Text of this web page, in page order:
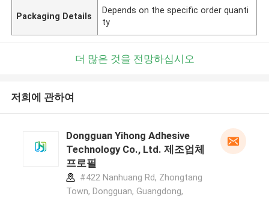
Packaging Details
Depends on the specific order quanti
ty
더 많은 것을 전망하십시오
저희에 관하여
Dongguan Yihong Adhesive
Technology Co., Ltd. 제조업체
프로필
#422 Nanhuang Rd, Zhongtang
Town, Dongguan, Guangdong,